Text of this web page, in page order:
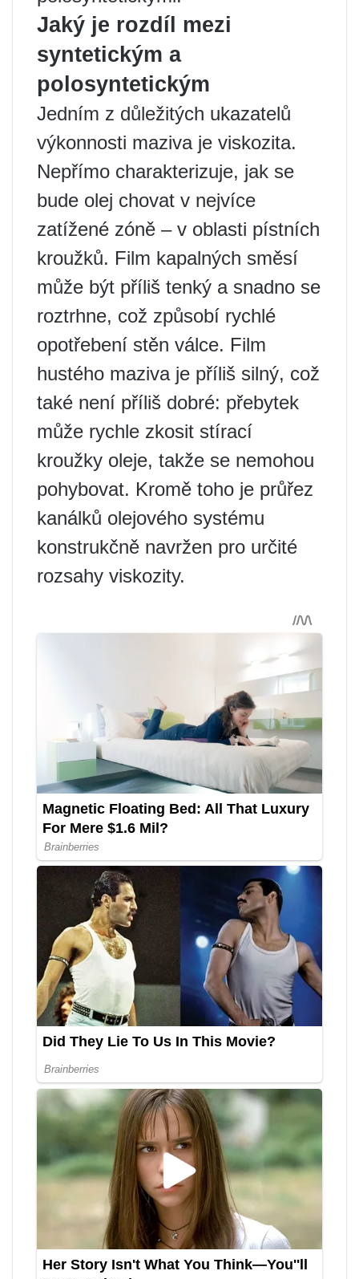
Jaký je rozdíl mezi
syntetickým a
polosyntetickým
Jedním z důležitých ukazatelů
výkonnosti maziva je viskozita.
Nepřímo charakterizuje, jak se
bude olej chovat v nejvíce
zatížené zóně – v oblasti pístních
kroužků. Film kapalných směsí
může být příliš tenký a snadno se
roztrhne, což způsobí rychlé
opotřebení stěn válce. Film
hustého maziva je příliš silný, což
také není příliš dobré: přebytek
může rychle zkosit stírací
kroužky oleje, takže se nemohou
pohybovat. Kromě toho je průřez
kanálků olejového systému
konstrukčně navržen pro určité
rozsahy viskozity.